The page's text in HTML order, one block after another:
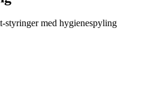
styringer med hygienespyling